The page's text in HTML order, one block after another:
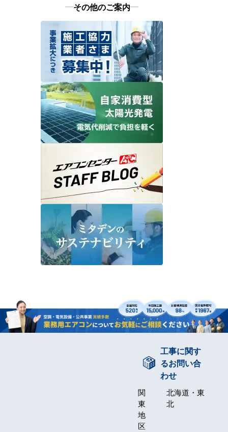
その他のご案内
工事に関す
るお問い合
わせ
関
東
地
区
北海道・東
北